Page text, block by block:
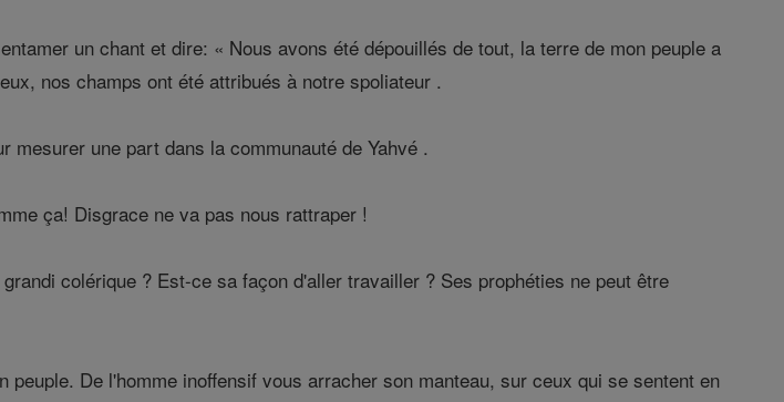
un chant et dire: « Nous avons été dépouillés de tout, la terre de mon peuple a
nos champs ont été attribués à notre spoliateur .
une part dans la communauté de Yahvé .
ça! Disgrace ne va pas nous rattraper !
colérique ? Est-ce sa façon d'aller travailler ? Ses prophéties ne peut être
peuple. De l'homme inoffensif vous arracher son manteau, sur ceux qui se sentent en